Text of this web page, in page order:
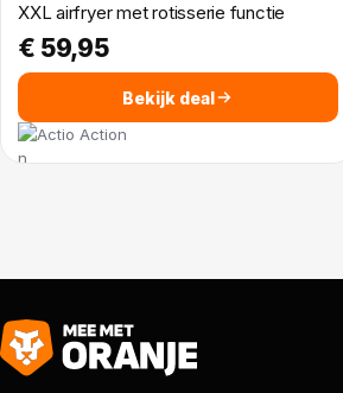
XXL airfryer met rotisserie functie
€ 59,95
Bekijk deal
Action